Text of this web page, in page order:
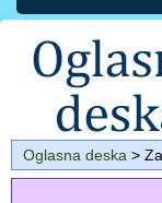
Oglasna deska >